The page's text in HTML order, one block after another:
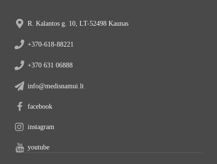
R. Kalantos g. 10, LT-52498 Kaunas
+370-618-88221
+370 631 06888
info@medisnamui.lt
facebook
instagram
youtube